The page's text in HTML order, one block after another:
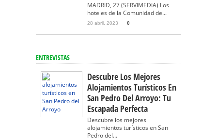
MADRID, 27 (SERVIMEDIA) Los
hoteles de la Comunidad de...
28 abril, 2023 0
ENTREVISTAS
Descubre Los Mejores
Alojamientos Turísticos En
San Pedro Del Arroyo: Tu
Escapada Perfecta
Descubre los mejores
alojamientos turísticos en San
Pedro del...